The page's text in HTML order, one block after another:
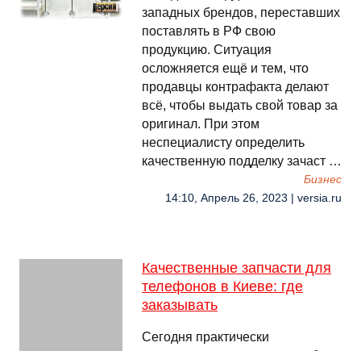
западных брендов, переставших
поставлять в РФ свою
продукцию. Ситуация
осложняется ещё и тем, что
продавцы контрафакта делают
всё, чтобы выдать свой товар за
оригинал. При этом
неспециалисту определить
качественную подделку зачаст …
Бизнес
14:10, Апрель 26, 2023 | versia.ru
Качественные запчасти для
телефонов в Киеве: где
заказывать
Сегодня практически